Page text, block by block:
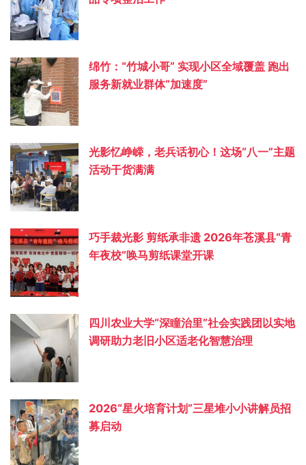
绵竹：“竹城小哥” 实现小区全域覆盖 跑出
服务新就业群体“加速度”
光影忆峥嵘，老兵话初心！这场“八一”主题
活动干货满满
巧手裁光影 剪纸承非遗 2026年苍溪县“青
年夜校”唤马剪纸课堂开课
四川农业大学“深瞳治里”社会实践团以实地
调研助力老旧小区适老化智慧治理
2026“星火培育计划”三星堆小小讲解员招
募启动